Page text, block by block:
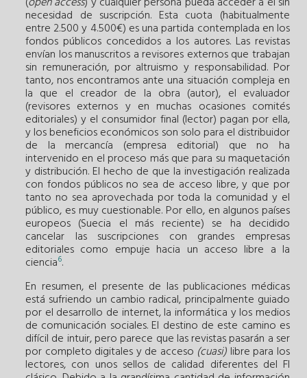
necesidad de suscripción. Esta cuota (habitualmente
entre 2.500 y 4.500€) es una partida contemplada en los
fondos públicos concedidos a los autores. Las revistas
envían los manuscritos a revisores externos que trabajan
sin remuneración, por altruismo y responsabilidad. Por
tanto, nos encontramos ante una situación compleja en
la que el creador de la obra (autor), el evaluador
(revisores externos y en muchas ocasiones comités
editoriales) y el consumidor final (lector) pagan por ella,
y los beneficios económicos son solo para el distribuidor
de la mercancía (empresa editorial) que no ha
intervenido en el proceso más que para su maquetación
y distribución. El hecho de que la investigación realizada
con fondos públicos no sea de acceso libre, y que por
tanto no sea aprovechada por toda la comunidad y el
público, es muy cuestionable. Por ello, en algunos países
europeos (Suecia el más reciente) se ha decidido
cancelar las suscripciones con grandes empresas
editoriales como empuje hacia un acceso libre a la
ciencia6.
En resumen, el presente de las publicaciones médicas
está sufriendo un cambio radical, principalmente guiado
por el desarrollo de internet, la informática y los medios
de comunicación sociales. El destino de este camino es
difícil de intuir, pero parece que las revistas pasarán a ser
por completo digitales y de acceso (cuasi) libre para los
lectores, con unos sellos de calidad diferentes del FI